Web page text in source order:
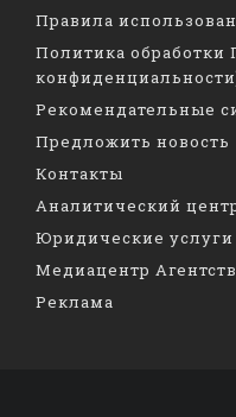
Правила
Политика обработки
Рекомендательные
Предложить новость
Контакты
Аналитический
Юридические услуги
Медиацентр
Реклама